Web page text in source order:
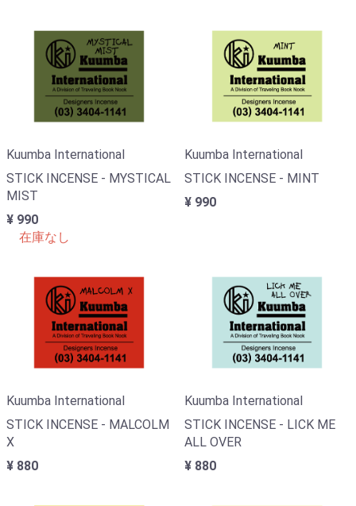
Kuumba International
STICK INCENSE - MYSTICAL
MIST
¥ 990
在庫なし
Kuumba International
STICK INCENSE - MINT
¥ 990
Kuumba International
STICK INCENSE - MALCOLM
X
¥ 880
Kuumba International
STICK INCENSE - LICK ME
ALL OVER
¥ 880